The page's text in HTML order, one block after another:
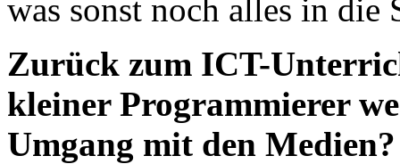
was sonst noch alles in die
Zurück zum ICT-
kleiner Programmierer
Umgang mit den Medien?